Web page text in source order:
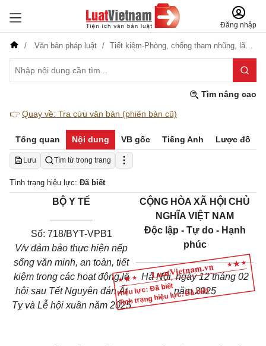
Đăng nhập
Văn bản pháp luật Tiết kiệm-Phòng, chống tham nhũng, lãng phí
Tìm nâng cao
👉 Quay về: Tra cứu văn bản (phiên bản cũ)
Tổng quan Nội dung VB gốc Tiếng Anh Lược đồ
Lưu Tìm từ trong trang
Tình trạng hiệu lực: Đã biết
Hiệu lực: Đã biết
Tình trạng hiệu lực: Đã biết
BỘ Y TẾ
Số: 718/BYT-VPB1
V/v đảm bảo thực hiện nếp
sống văn minh, an toàn, tiết
kiệm trong các hoạt động lễ
hội sau Tết Nguyên đán Ất
Tỵ và Lễ hội xuân năm 2025
CỘNG HÒA XÃ HỘI CHỦ
NGHĨA VIỆT NAM
Độc lập - Tự do - Hạnh
phúc
______________________
Hà Nội, ngày12tháng 02
năm2025